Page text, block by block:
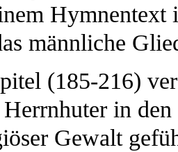
Hymnentext
männliche
(185-216)
in
Gewalt